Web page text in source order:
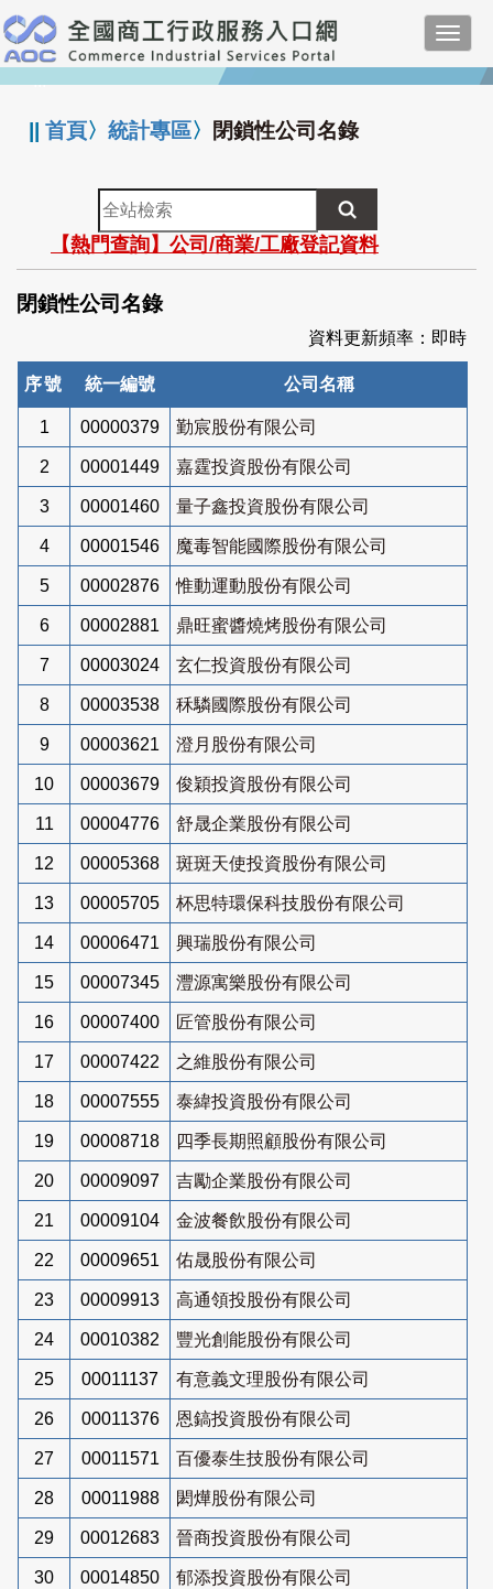
跳
到
主
要
:::
||首頁〉統計專區〉 閉鎖性公司名錄
全
站
檢
索
【熱門查詢】公司/商業/工廠登記資料
閉鎖性公司名錄
資料更新頻率：即時
序號 統一編號 公司名稱
1 00000379 勤宸股份有限公司
2 00001449 嘉霆投資股份有限公司
3 00001460 量子鑫投資股份有限公司
4 00001546 魔毒智能國際股份有限公司
5 00002876 惟動運動股份有限公司
6 00002881 鼎旺蜜醬燒烤股份有限公司
7 00003024 玄仁投資股份有限公司
8 00003538 秝驎國際股份有限公司
9 00003621 澄月股份有限公司
10 00003679 俊穎投資股份有限公司
11 00004776 舒晟企業股份有限公司
12 00005368 斑斑天使投資股份有限公司
13 00005705 杯思特環保科技股份有限公司
14 00006471 興瑞股份有限公司
15 00007345 灃源寓樂股份有限公司
16 00007400 匠管股份有限公司
17 00007422 之維股份有限公司
18 00007555 泰緯投資股份有限公司
19 00008718 四季長期照顧股份有限公司
20 00009097 吉勵企業股份有限公司
21 00009104 金波餐飲股份有限公司
22 00009651 佑晟股份有限公司
23 00009913 高通領投股份有限公司
24 00010382 豐光創能股份有限公司
25 00011137 有意義文理股份有限公司
26 00011376 恩鎬投資股份有限公司
27 00011571 百優泰生技股份有限公司
28 00011988 閎燁股份有限公司
29 00012683 晉商投資股份有限公司
30 00014850 郁添投資股份有限公司